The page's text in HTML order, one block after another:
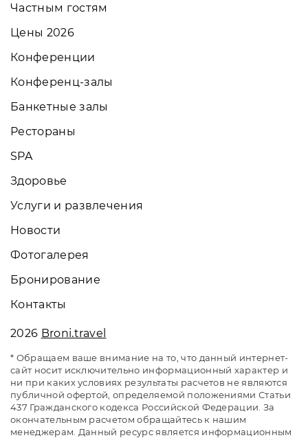
Частным гостям
Цены 2026
Конференции
Конференц-залы
Банкетные залы
Рестораны
SPA
Здоровье
Услуги и развлечения
Новости
Фотогалерея
Бронирование
Контакты
2026 Broni.travel
* Обращаем ваше внимание на то, что данный интернет-
сайт носит исключительно информационный характер и
ни при каких условиях результаты расчетов не являются
публичной офертой, определяемой положениями Статьи
437 Гражданского кодекса Российской Федерации. За
окончательным расчетом обращайтесь к нашим
менеджерам. Данный ресурс является информационным